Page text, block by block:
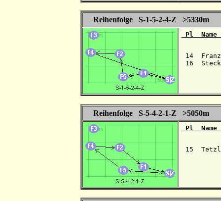
Reihenfolge S-1-5-2-4-Z >5330m
Pl
14
16
Reihenfolge S-5-4-2-1-Z >5050m
Pl
15